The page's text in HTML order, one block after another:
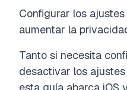
Configurar los
aumentar la
Tanto si necesita
desactivar los